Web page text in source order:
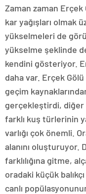
Zaman zaman Erçek
kar yağışları olmak
yükselmeleri de
yükselme şeklinde
kendini gösteriyor.
daha var. Erçek
geçim
gerçekleştirdi, diğer
farklı kuş türlerinin
varlığı çok önemli.
alanını oluşturuyor.
farklılığına gitme,
oradaki küçük
canlı